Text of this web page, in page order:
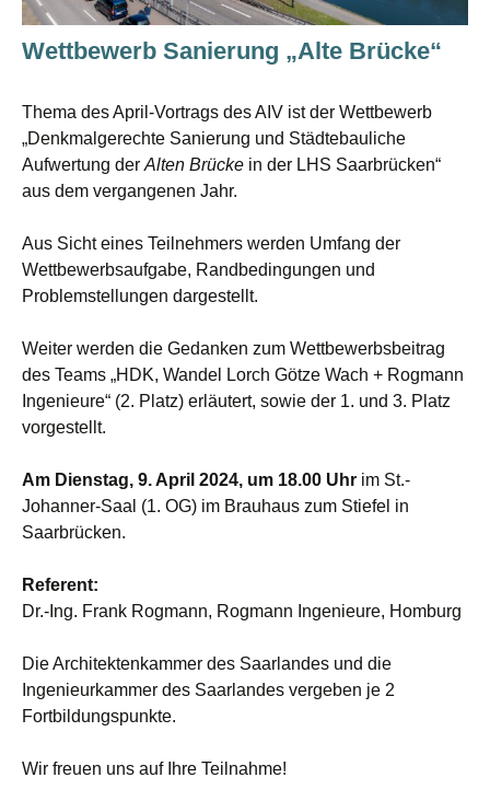
Wettbewerb Sanierung „Alte Brücke“
Thema des April-Vortrags des AIV ist der Wettbewerb
„Denkmalgerechte Sanierung und Städtebauliche
Aufwertung der Alten Brücke in der LHS Saarbrücken“
aus dem vergangenen Jahr.
Aus Sicht eines Teilnehmers werden Umfang der
Wettbewerbsaufgabe, Randbedingungen und
Problemstellungen dargestellt.
Weiter werden die Gedanken zum Wettbewerbsbeitrag
des Teams „HDK, Wandel Lorch Götze Wach + Rogmann
Ingenieure“ (2. Platz) erläutert, sowie der 1. und 3. Platz
vorgestellt.
Am Dienstag, 9. April 2024, um 18.00 Uhr im St.-
Johanner-Saal (1. OG) im Brauhaus zum Stiefel in
Saarbrücken.
Referent:
Dr.-Ing. Frank Rogmann, Rogmann Ingenieure, Homburg
Die Architektenkammer des Saarlandes und die
Ingenieurkammer des Saarlandes vergeben je 2
Fortbildungspunkte.
Wir freuen uns auf Ihre Teilnahme!